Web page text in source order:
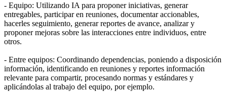
- Equipo: Utilizando IA para proponer iniciativas, generar
entregables, participar en reuniones, documentar accionables,
hacerles seguimiento, generar reportes de avance, analizar y
proponer mejoras sobre las interacciones entre individuos, entre
otros.
- Entre equipos: Coordinando dependencias, poniendo a disposición
información, identificando en reuniones y reportes información
relevante para compartir, procesando normas y estándares y
aplicándolas al trabajo del equipo, por ejemplo.